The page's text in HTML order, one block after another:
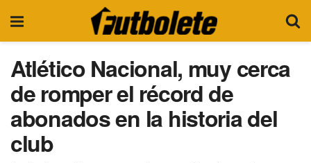
Atlético Nacional, muy cerca
de romper el récord de
abonados en la historia del
club